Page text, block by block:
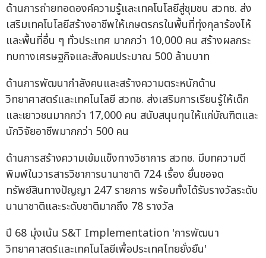
ด้านการถ่ายทอดองค์ความรู้และเทคโนโลยีสู่ชุมชน สวทช. ส่ง
เสริมเทคโนโลยีสร้างอาชีพให้เกษตรกรในพื้นที่ทุ่งกุลาร้องไห้
และพื้นที่อื่น ๆ ทั่วประเทศ มากกว่า 10,000 คน สร้างผลกระ
ทบทางเศรษฐกิจและสังคมประมาณ 500 ล้านบาท
ด้านการพัฒนากำลังคนและสร้างความตระหนักด้าน
วิทยาศาสตร์และเทคโนโลยี สวทช. ส่งเสริมการเรียนรู้ให้เด็ก
และเยาวชนมากกว่า 17,000 คน สนับสนุนทุนให้แก่บัณฑิตและ
นักวิจัยอาชีพมากกว่า 500 คน
ด้านการสร้างความเข้มแข็งทางวิชาการ สวทช. มีบทความตี
พิมพ์ในวารสารวิชาการนานาชาติ 724 เรื่อง ยื่นขอจด
ทรัพย์สินทางปัญญา 247 รายการ พร้อมทั้งได้รับรางวัลระดับ
นานาชาติและระดับชาติมากถึง 78 รางวัล
ปี 68 มุ่งเน้น S&T Implementation 'การพัฒนา
วิทยาศาสตร์และเทคโนโลยีเพื่อประเทศไทยยั่งยืน'